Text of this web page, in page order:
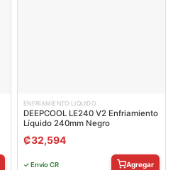
ENFRIAMIENTO LIQUIDO
DEEPCOOL LE240 V2 Enfriamiento
Líquido 240mm Negro
₡32,594
✓ Envío CR Agregar